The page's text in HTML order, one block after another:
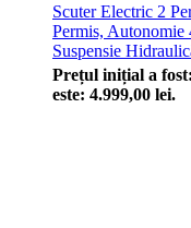
Scuter Electric 2
Permis,
Suspensie
Prețul inițial a
este: 4.999,00 lei.